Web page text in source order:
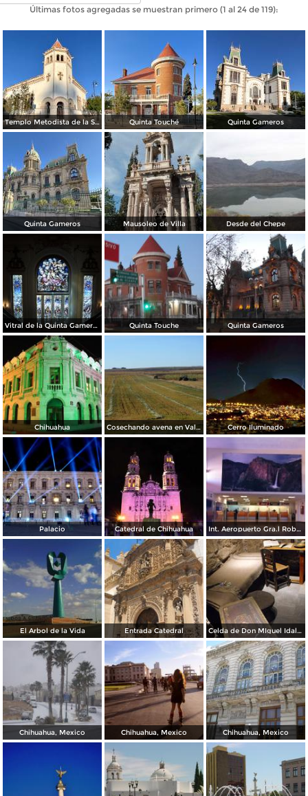
Últimas fotos agregadas se muestran primero (1 al 24 de 119):
Templo Metodista de la Santísima Trinidad. Quinta Touché Quinta Gameros
Quinta Gameros Mausoleo de Villa Desde del Chepe
Vitral de la Quinta Gameros / 2011 Quinta Touche Quinta Gameros
Chihuahua Cosechando avena en Valles de Chihuahua Cerro Iluminado
Palacio Catedral de Chihuahua Int. Aeropuerto Gra.l Roberto Fierro V.
El Arbol de la Vida Entrada Catedral Celda de Don MIguel Idalgo y Costilla
Chihuahua, Mexico Chihuahua, Mexico Chihuahua, Mexico